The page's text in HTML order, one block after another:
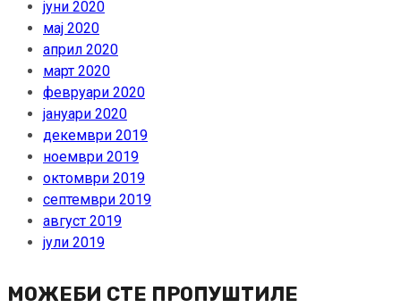
јуни 2020
мај 2020
април 2020
март 2020
февруари 2020
јануари 2020
декември 2019
ноември 2019
октомври 2019
септември 2019
август 2019
јули 2019
МОЖЕБИ СТЕ ПРОПУШТИЛЕ